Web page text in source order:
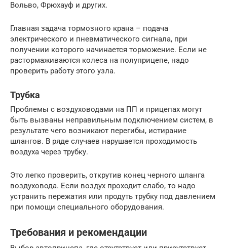
Вольво, Фрюхауф и других.
Главная задача тормозного крана – подача
электрического и пневматического сигнала, при
получении которого начинается торможение. Если не
растормаживаются колеса на полуприцепе, надо
проверить работу этого узла.
Трубка
Проблемы с воздуховодами на ПП и прицепах могут
быть вызваны неправильным подключением систем, в
результате чего возникают перегибы, истирание
шлангов. В ряде случаев нарушается проходимость
воздуха через трубку.
Это легко проверить, открутив конец черного шланга
воздуховода. Если воздух проходит слабо, то надо
устранить пережатия или продуть трубку под давлением
при помощи специального оборудования.
Требования и рекомендации